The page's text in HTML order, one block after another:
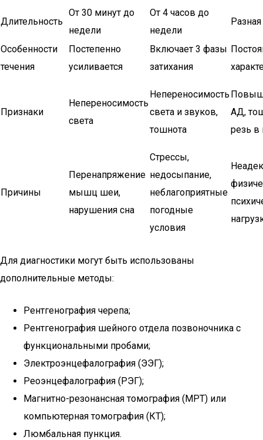
Длительность
От 30 минут до
недели
От 4 часов до
недели
Разная
Особенности
течения
Постепенно
усиливается
Включает 3 фазы
затихания
Признаки
Непереносимость
света
Непереносимость
света и звуков,
тошнота
АД,
резь в
Причины
Перенапряжение
мышц шеи,
нарушения сна
Стрессы,
недосыпание,
неблагоприятные
погодные
условия
Для диагностики могут быть использованы
дополнительные методы:
Рентгенография черепа;
Рентгенография шейного отдела позвоночника с
функциональными пробами;
Электроэнцефалография (ЭЭГ);
Реоэнцефалография (РЭГ);
Магнитно-резонансная томография (МРТ) или
компьютерная томография (КТ);
Люмбальная пункция.